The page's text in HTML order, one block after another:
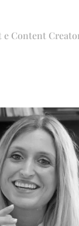
e Content